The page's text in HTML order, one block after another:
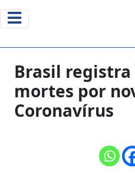
Brasil registra
mortes por
Coronavírus